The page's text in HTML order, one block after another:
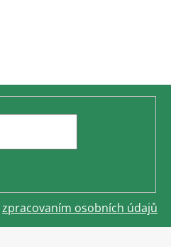
zpracovaním osobních údajů